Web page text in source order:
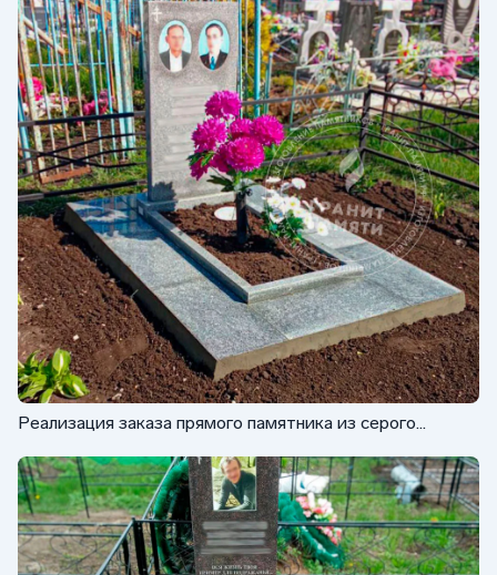
Реализация заказа прямого памятника из серого